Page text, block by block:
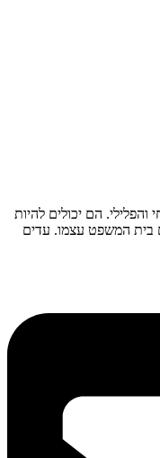
הם יכולים להיות
בית המשפט עצמו. עדים